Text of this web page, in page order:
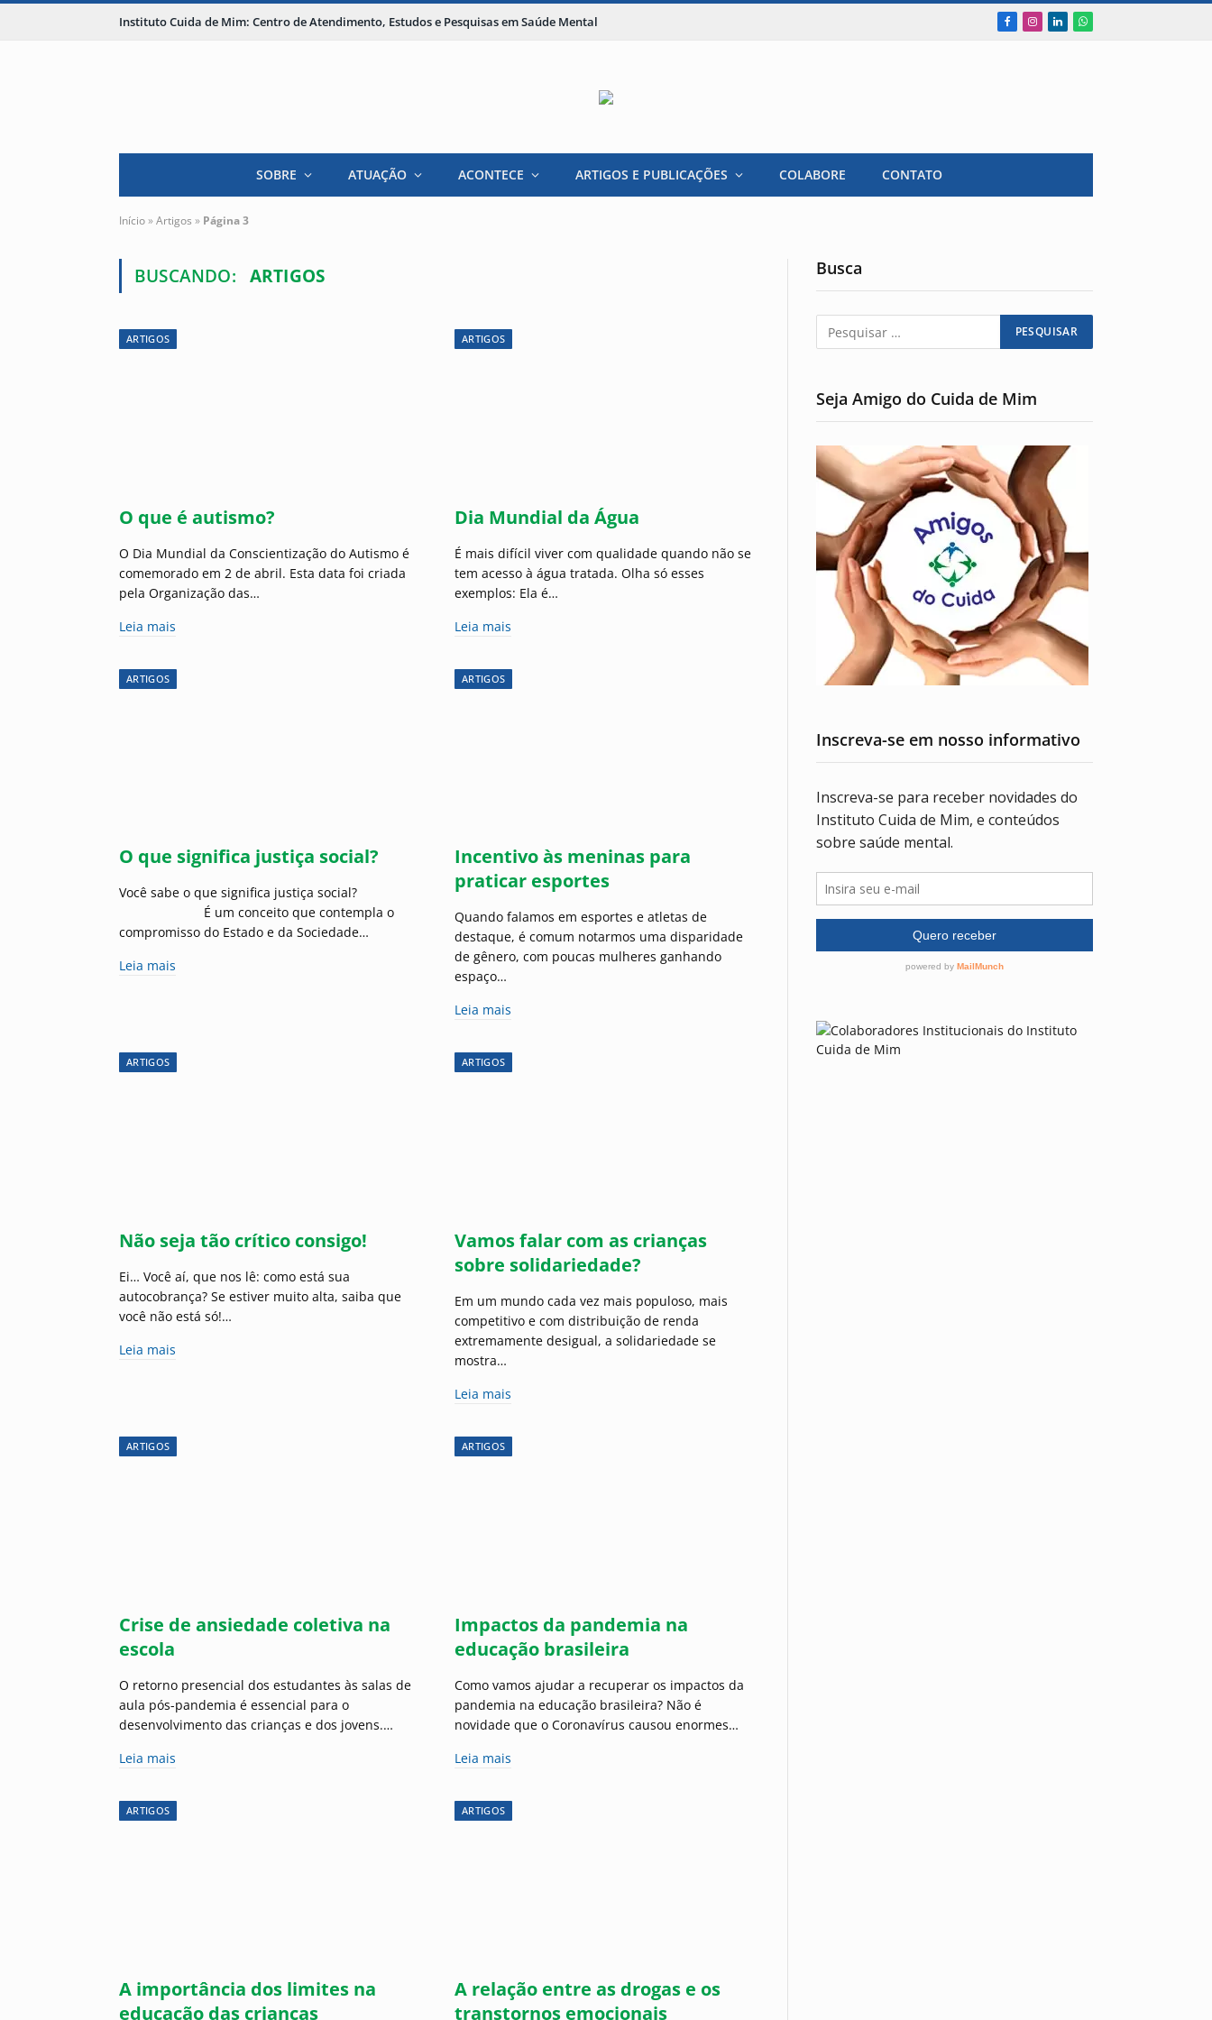
Instituto Cuida de Mim: Centro de Atendimento, Estudos e Pesquisas em Saúde Mental Facebook
Instagram
LinkedInWhatsApp
SOBRE ATUAÇÃO ACONTECE ARTIGOS E PUBLICAÇÕES COLABORE CONTATO
Início»Artigos » Página 3
BUSCANDO: ARTIGOS
ARTIGOS
O que é autismo?
O Dia Mundial da Conscientização do Autismo é
comemorado em 2 de abril. Esta data foi criada
pela Organização das…
Leia mais
ARTIGOS
Dia Mundial da Água
É mais difícil viver com qualidade quando não se
tem acesso à água tratada. Olha só esses
exemplos: Ela é…
Leia mais
ARTIGOS
O que significa justiça social?
Você sabe o que significa justiça social?
⠀⠀⠀⠀⠀⠀⠀⠀⠀ É um conceito que contempla o
compromisso do Estado e da Sociedade…
Leia mais
ARTIGOS
Incentivo às meninas para
praticar esportes
Quando falamos em esportes e atletas de
destaque, é comum notarmos uma disparidade
de gênero, com poucas mulheres ganhando
espaço…
Leia mais
ARTIGOS
Não seja tão crítico consigo!
Ei… Você aí, que nos lê: como está sua
autocobrança? Se estiver muito alta, saiba que
você não está só!…
Leia mais
ARTIGOS
Vamos falar com as crianças
sobre solidariedade?
Em um mundo cada vez mais populoso, mais
competitivo e com distribuição de renda
extremamente desigual, a solidariedade se
mostra…
Leia mais
ARTIGOS
Crise de ansiedade coletiva na
escola
O retorno presencial dos estudantes às salas de
aula pós-pandemia é essencial para o
desenvolvimento das crianças e dos jovens.…
Leia mais
ARTIGOS
Impactos da pandemia na
educação brasileira
Como vamos ajudar a recuperar os impactos da
pandemia na educação brasileira? Não é
novidade que o Coronavírus causou enormes…
Leia mais
ARTIGOS
A importância dos limites na
educação das crianças
ARTIGOS
A relação entre as drogas e os
transtornos emocionais
Busca
Seja Amigo do Cuida de Mim
Inscreva-se em nosso informativo